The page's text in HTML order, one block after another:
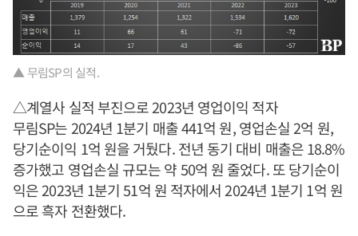
▲ 무림SP의 실적.
△계열사 실적 부진으로 2023년 영업이익 적자
무림SP는 2024년 1분기 매출 441억 원, 영업손실 2억 원,
당기순이익 1억 원을 거뒀다. 전년 동기 대비 매출은 18.8%
증가했고 영업손실 규모는 약 50억 원 줄었다. 또 당기순이
익은 2023년 1분기 51억 원 적자에서 2024년 1분기 1억 원
으로 흑자 전환했다.